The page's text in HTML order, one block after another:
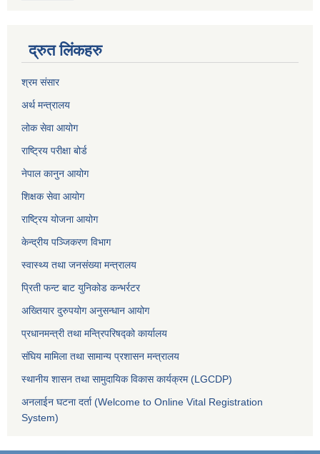
द्रुत लिंकहरु
श्रम संसार
अर्थ मन्त्रालय
लोक सेवा आयोग
राष्ट्रिय परीक्षा बोर्ड
नेपाल कानुन आयोग
शिक्षक सेवा आयोग
राष्ट्रिय योजना आयोग
केन्द्रीय पञ्जिकरण विभाग
स्वास्थ्य तथा जनसंख्या मन्त्रालय
प्रिती फन्ट बाट युनिकोड कन्भर्रटर
अख्तियार दुरुपयोग अनुसन्धान आयोग
प्रधानमन्त्री तथा मन्त्रिपरिषद्को कार्यालय
संघिय मामिला तथा सामान्य प्रशासन मन्त्रालय
स्थानीय शासन तथा सामुदायिक विकास कार्यक्रम (LGCDP)
अनलाईन घटना दर्ता (Welcome to Online Vital Registration
System)